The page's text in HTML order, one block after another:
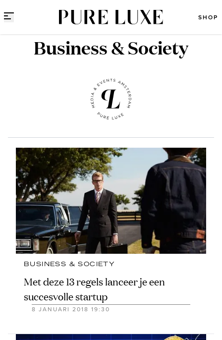
SHOP
Business & Society
BUSINESS & SOCIETY
Met deze 13 regels lanceer je een
succesvolle startup
8 JANUARI 2018 19:30